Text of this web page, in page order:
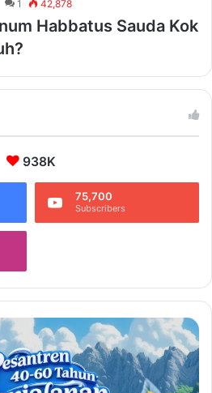
1 42,878
Habbatus Sauda Kok
938K
75,700
Subscribers